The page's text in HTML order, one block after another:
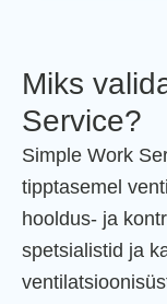
kontrolli ning
vastavalt teie
Miks
Service?
Simple Work
tipptasemel
hooldus- ja
spetsialistid ja